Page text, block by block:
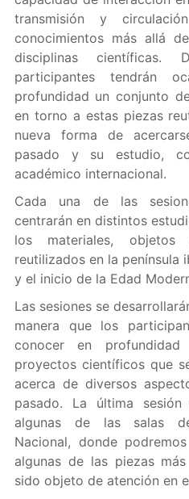
transmisión y
conocimientos más allá
disciplinas
participantes tendrán
profundidad un conjunto
en torno a estas piezas
nueva forma de
pasado y su estudio,
académico internacional.
Cada una de las
centrarán en distintos
los materiales,
reutilizados en la península
y el inicio de la Edad
Las sesiones se
manera que los
conocer en
proyectos científicos que
acerca de diversos
pasado. La última
algunas de las salas
Nacional, donde
algunas de las piezas
sido objeto de atención en